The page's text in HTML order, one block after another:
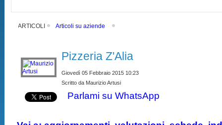
ARTICOLI Articoli su aziende
Pizzeria Z'Alia
Giovedì 05 Febbraio 2015 10:23
Scritto da Maurizio Artusi
Parlami su WhatsApp